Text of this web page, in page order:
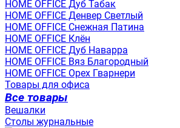
HOME OFFICE Дуб Табак
HOME OFFICE Денвер Светлый
HOME OFFICE Снежная Патина
HOME OFFICE Клён
HOME OFFICE Дуб Наварра
HOME OFFICE Вяз Благородный
HOME OFFICE Орех Гварнери
Товары для офиса
Все товары
Вешалки
Столы журнальные